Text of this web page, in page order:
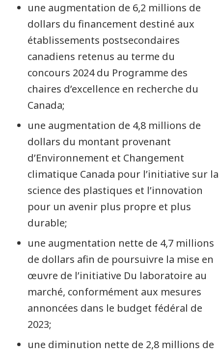
une augmentation de 6,2 millions de
dollars du financement destiné aux
établissements postsecondaires
canadiens retenus au terme du
concours 2024 du Programme des
chaires d’excellence en recherche du
Canada;
une augmentation de 4,8 millions de
dollars du montant provenant
d’Environnement et Changement
climatique Canada pour l’initiative sur la
science des plastiques et l’innovation
pour un avenir plus propre et plus
durable;
une augmentation nette de 4,7 millions
de dollars afin de poursuivre la mise en
œuvre de l’initiative Du laboratoire au
marché, conformément aux mesures
annoncées dans le budget fédéral de
2023;
une diminution nette de 2,8 millions de